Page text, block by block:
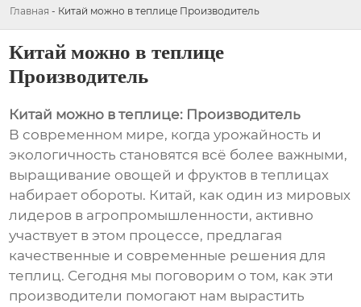
Главная - Китай можно в теплице Производитель
Китай можно в теплице
Производитель
Китай можно в теплице: Производитель
В современном мире, когда урожайность и
экологичность становятся всё более важными,
выращивание овощей и фруктов в теплицах
набирает обороты. Китай, как один из мировых
лидеров в агропромышленности, активно
участвует в этом процессе, предлагая
качественные и современные решения для
теплиц. Сегодня мы поговорим о том, как эти
производители помогают нам вырастить